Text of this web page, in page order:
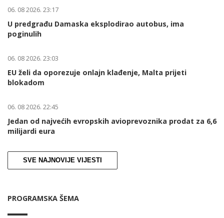
06. 08 2026. 23:17
U predgrađu Damaska eksplodirao autobus, ima
poginulih
06. 08 2026. 23:03
EU želi da oporezuje onlajn klađenje, Malta prijeti
blokadom
06. 08 2026. 22:45
Jedan od najvećih evropskih avioprevoznika prodat za 6,6
milijardi eura
SVE NAJNOVIJE VIJESTI
PROGRAMSKA ŠEMA